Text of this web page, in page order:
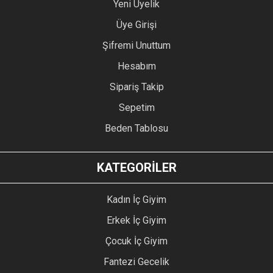
Yeni Üyelik
Üye Girişi
Şifremi Unuttum
Hesabım
Sipariş Takip
Sepetim
Beden Tablosu
KATEGORİLER
Kadın İç Giyim
Erkek İç Giyim
Çocuk İç Giyim
Fantezi Gecelik